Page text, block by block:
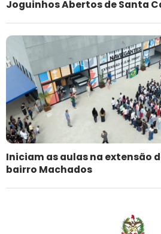
Joguinhos Abertos de Santa
Iniciam as aulas na extensão
bairro Machados